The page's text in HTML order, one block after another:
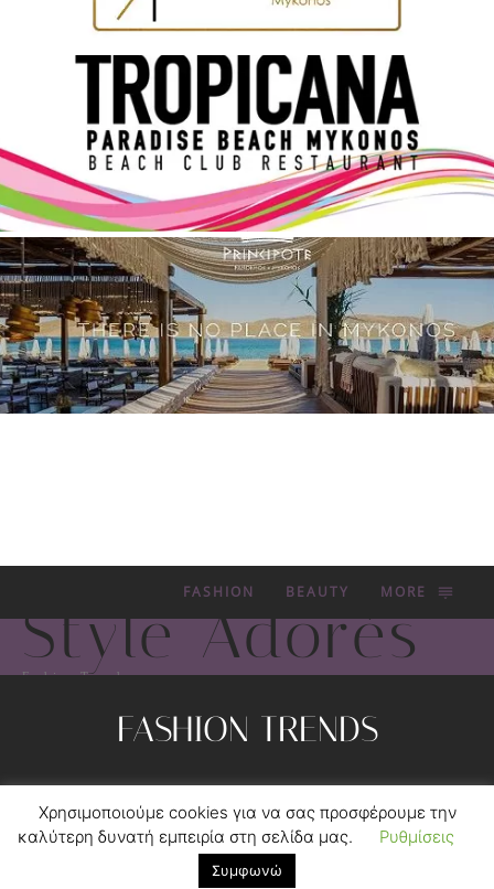
FASHION BEAUTY MORE
Style Adorés
Fashion Trends
FASHION TRENDS
© 2012-2020 MYKONOS TICKER GROUP.FORGEDSOFT™
Χρησιμοποιούμε cookies για να σας προσφέρουμε την
καλύτερη δυνατή εμπειρία στη σελίδα μας.
Ρυθμίσεις
Συμφωνώ